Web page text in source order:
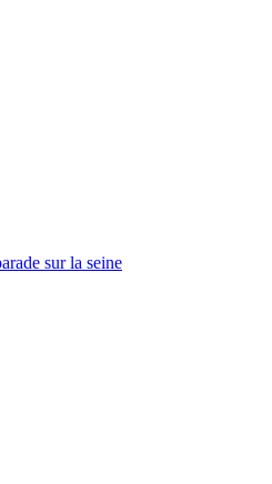
sur la seine